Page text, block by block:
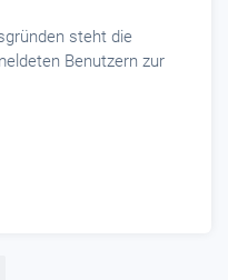
steht die
Benutzern zur